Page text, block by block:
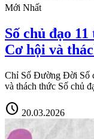
Mới Nhất
Số chủ đạo
Cơ hội và
Chỉ Số Đường Đời Số
và thách thức Số chủ
schedule 20.03.2026